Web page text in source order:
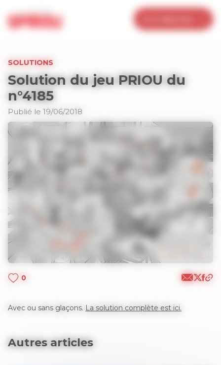
SOLUTIONS
Solution du jeu PRIOU du
n°4185
Publié le 19/06/2018
0
Avec ou sans glaçons. La solution complète est ici.
Autres articles